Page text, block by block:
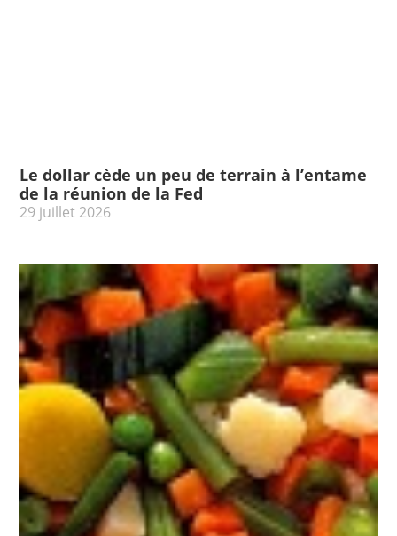
Le dollar cède un peu de terrain à l’entame
de la réunion de la Fed
29 juillet 2026